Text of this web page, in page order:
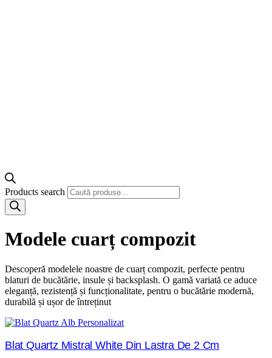
Products search
Modele cuarț compozit
Descoperă modelele noastre de cuarț compozit, perfecte pentru
blaturi de bucătărie, insule și backsplash. O gamă variată ce aduce
eleganță, rezistență și funcționalitate, pentru o bucătărie modernă,
durabilă și ușor de întreținut
Blat Quartz Mistral White Din Lastra De 2 Cm